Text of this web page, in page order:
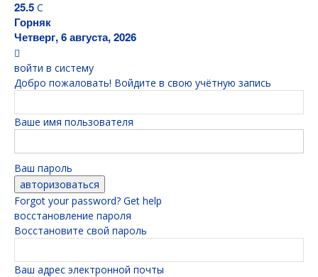
25.5 C
Горняк
Четверг, 6 августа, 2026
войти в систему
Добро пожаловать! Войдите в свою учётную запись
Ваше имя пользователя
Ваш пароль
Forgot your password? Get help
восстановление пароля
Восстановите свой пароль
Ваш адрес электронной почты